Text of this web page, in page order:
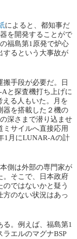
​によると、都知事だ
を開発することがで
福島第1原発で炉心
するという大事故が
手段が必要だ。日
と探査機打ち上げに
る人もいた。月を
器を搭載した２機の
深さまで潜り込ませ
ミサイルへ直接応用
1月にLUNAR-Aの計
側は外部の専門家が
。そこで、日本政府
ではないかと疑う
方のない状況はあっ
。例えば、福島第1
エルのマグナBSP